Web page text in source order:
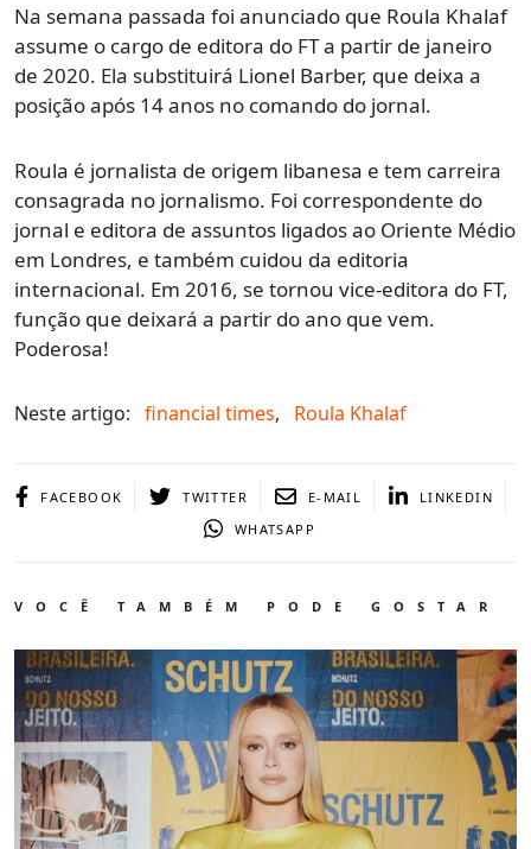
Na semana passada foi anunciado que Roula Khalaf
assume o cargo de editora do FT a partir de janeiro
de 2020. Ela substituirá Lionel Barber, que deixa a
posição após 14 anos no comando do jornal.
Roula é jornalista de origem libanesa e tem carreira
consagrada no jornalismo. Foi correspondente do
jornal e editora de assuntos ligados ao Oriente Médio
em Londres, e também cuidou da editoria
internacional. Em 2016, se tornou vice-editora do FT,
função que deixará a partir do ano que vem.
Poderosa!
Neste artigo: financial times, Roula Khalaf
FACEBOOK TWITTER E-MAIL
LINKEDIN
WHATSAPP
VOCÊ TAMBÉM PODE GOSTAR